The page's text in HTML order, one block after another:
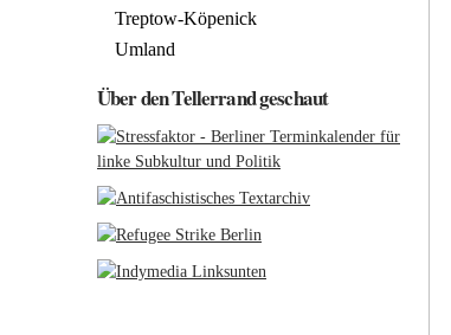
Treptow-Köpenick
Umland
Über den Tellerrand geschaut